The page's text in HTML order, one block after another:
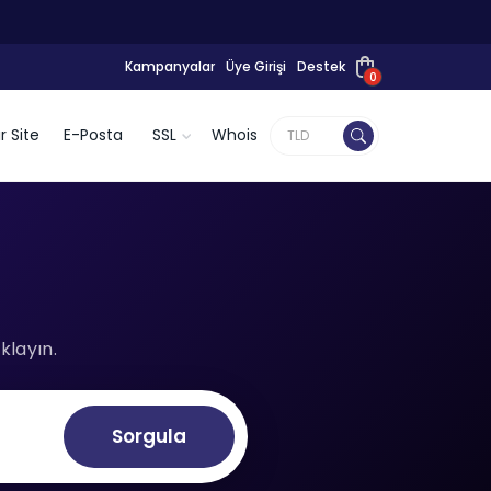
Kampanyalar Üye Girişi Destek
0
Site E-Posta SSL Whois
Sorgula